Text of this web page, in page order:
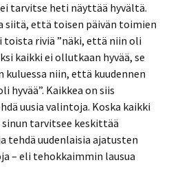
tarvitse heti näyttää hyvältä.
siitä, että toisen päivän toimien
toista riviä ”näki, että niin oli
kaikki ei ollutkaan hyvää, se
niin, että kuudennen
hyvää”. Kaikkea on siis
uusia valintoja. Koska kaikki
tarvitsee keskittää
tehdä uudenlaisia ajatusten
– eli tehokkaimmin lausua